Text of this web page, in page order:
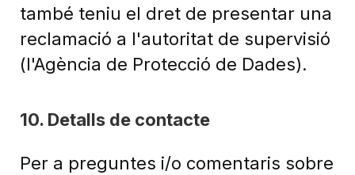
també teniu el dret de presentar una
reclamació a l'autoritat de supervisió
(l'Agència de Protecció de Dades).
10. Detalls de contacte
Per a preguntes i/o comentaris sobre